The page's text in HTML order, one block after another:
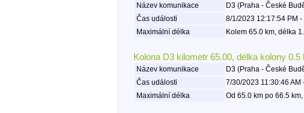
Název komunikace D3 (Praha - České
Čas události
8/1/2023 12:17:54 PM
Maximální délka
Kolem 65.0 km, délka
Kolona D3 kilometr 65.00, délka kolony 0.5
Název komunikace D3 (Praha - České
Čas události
7/30/2023 11:30:46 AM
Maximální délka
Od 65.0 km po 66.5